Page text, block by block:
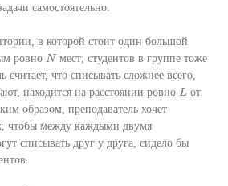
самостоятельно.
в которой стоит один большой
ровно N
N мест; студентов в группе тоже
считает, что списывать сложнее всего,
находится на расстоянии ровно L
L от
образом, преподаватель хочет
чтобы между каждыми двумя
списывать друг у друга, сидело бы